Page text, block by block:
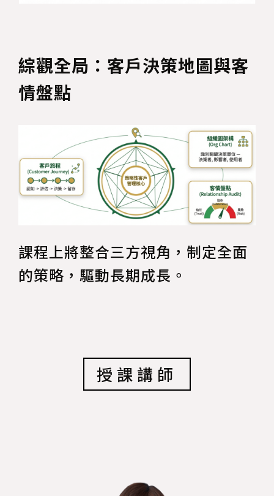
綜觀全局：客戶決策地圖與客
情盤點
課程上將整合三方視角，制定全面
的策略，驅動長期成長。
授課講師